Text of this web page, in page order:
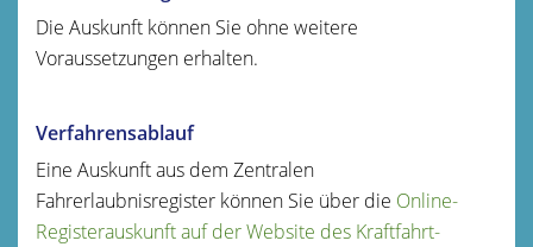
Die Auskunft können Sie ohne weitere
Voraussetzungen erhalten.
Verfahrensablauf
Eine Auskunft aus dem Zentralen
Fahrerlaubnisregister können Sie über die Online-
Registerauskunft auf der Website des Kraftfahrt-